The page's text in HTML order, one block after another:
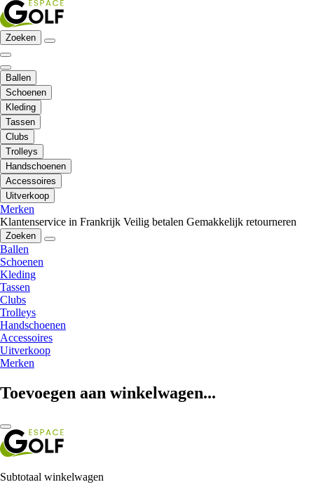
Zoeken
Ballen
Schoenen
Kleding
Tassen
Clubs
Trolleys
Handschoenen
Accessoires
Uitverkoop
Merken
Klantenservice in Frankrijk Veilig betalen Gemakkelijk retourneren
Zoeken
Ballen
Schoenen
Kleding
Tassen
Clubs
Trolleys
Handschoenen
Accessoires
Uitverkoop
Merken
Toevoegen aan winkelwagen...
Subtotaal winkelwagen